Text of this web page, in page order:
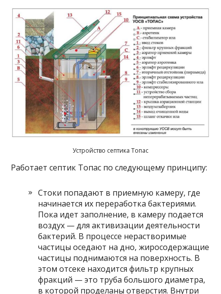
Устройство септика Топас
Работает септик Топас по следующему принципу:
Стоки попадают в приемную камеру, где
начинается их переработка бактериями.
Пока идет заполнение, в камеру подается
воздух — для активизации деятельности
бактерий. В процессе нерастворимые
частицы оседают на дно, жиросодержащие
частицы поднимаются на поверхность. В
этом отсеке находится фильтр крупных
фракций — это труба большого диаметра,
в которой проделаны отверстия. Внутри